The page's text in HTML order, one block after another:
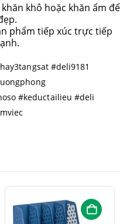
khô hoặc khăn ẩm để
phẩm tiếp xúc trực tiếp
#deli9181
#keductailieu #deli